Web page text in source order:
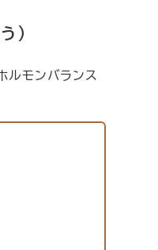
）
ルモンバランス